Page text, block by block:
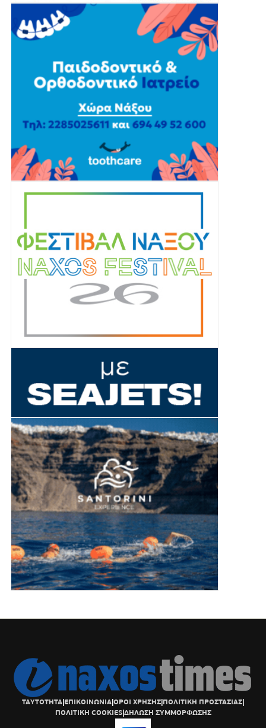
ΤΑΥΤΟΤΗΤΑ|ΕΠΙΚΟΙΝΩΝΙΑ|ΟΡΟΙ ΧΡΗΣΗΣ|ΠΟΛΙΤΙΚΗ ΠΡΟΣΤΑΣΙΑΣ|
ΠΟΛΙΤΙΚΗ COOKIES|ΔΗΛΩΣΗ ΣΥΜΜΟΡΦΩΣΗΣ